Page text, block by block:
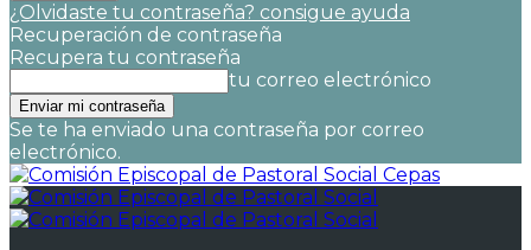
¿Olvidaste tu contraseña? consigue ayuda
Recuperación de contraseña
Recupera tu contraseña
tu correo electrónico
Se te ha enviado una contraseña por correo
electrónico.
Cepas